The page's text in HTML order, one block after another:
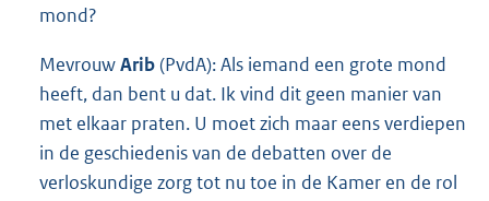
mond?
MevrouwArib(PvdA): Als iemand een grote mond
heeft, dan bent u dat. Ik vind dit geen manier van
met elkaar praten. U moet zich maar eens verdiepen
in de geschiedenis van de debatten over de
verloskundige zorg tot nu toe in de Kamer en de rol